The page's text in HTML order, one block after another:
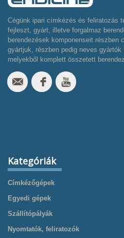
Cégünk ipari címkézés és feliratozás
fejleszt, gyárt, illetve forgalmaz
berendezések komponenseit részben
gyártjuk, részben pedig neves gyártók
melyekből komplett összetett
Kategóriák
Címkézőgépek
Egyedi gépek
Szállítópályák
Nyomtatók, feliratozók